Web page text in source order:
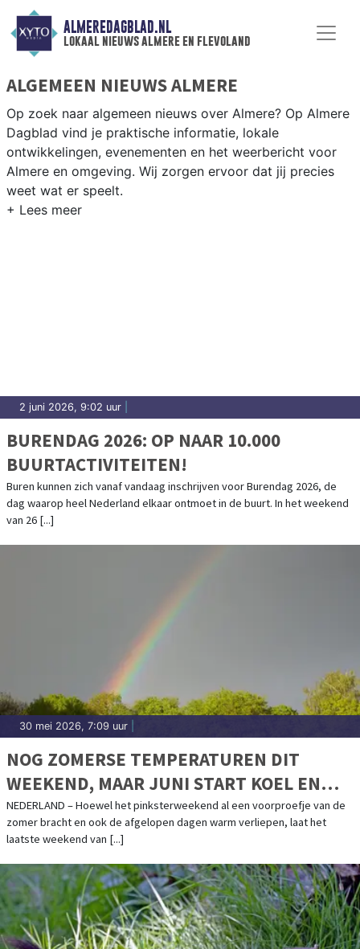
ALMEREDAGBLAD.NL
lokaal nieuws almere en flevoland
ALGEMEEN NIEUWS ALMERE
Op zoek naar algemeen nieuws over Almere? Op Almere
Dagblad vind je praktische informatie, lokale
ontwikkelingen, evenementen en het weerbericht voor
Almere en omgeving. Wij zorgen ervoor dat jij precies
weet wat er speelt.
2 juni 2026, 9:02 uur
BURENDAG 2026: OP NAAR 10.000
BUURTACTIVITEITEN!
Buren kunnen zich vanaf vandaag inschrijven voor Burendag 2026, de
dag waarop heel Nederland elkaar ontmoet in de buurt. In het weekend
van 26 [...]
30 mei 2026, 7:09 uur
NOG ZOMERSE TEMPERATUREN DIT
WEEKEND, MAAR JUNI START KOEL EN
WISSELVALLIG
NEDERLAND – Hoewel het pinksterweekend al een voorproefje van de
zomer bracht en ook de afgelopen dagen warm verliepen, laat het
laatste weekend van [...]